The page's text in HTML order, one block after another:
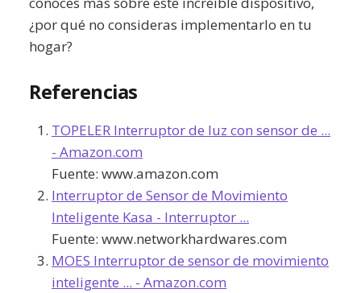
¿por qué no consideras implementarlo en tu
hogar?
Referencias
TOPELER Interruptor de luz con sensor de ...
- Amazon.com
Fuente: www.amazon.com
Interruptor de Sensor de Movimiento
Inteligente Kasa - Interruptor ...
Fuente: www.networkhardwares.com
MOES Interruptor de sensor de movimiento
inteligente ... - Amazon.com